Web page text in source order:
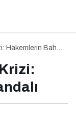
Hakemlerin Bahis
İçin Yazarlık